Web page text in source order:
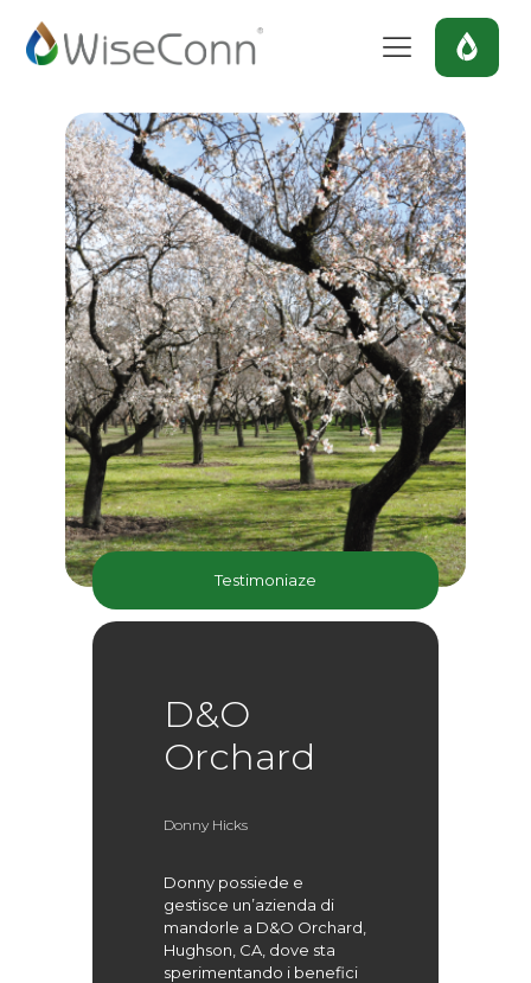
Testimoniaze
D&O
Orchard
Donny Hicks
Donny possiede e
gestisce un’azienda di
mandorle a D&O Orchard,
Hughson, CA, dove sta
sperimentando i benefici